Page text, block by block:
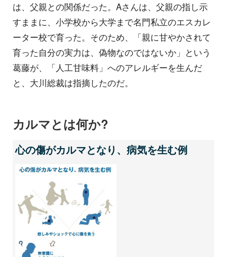
は、父親との関係だった。Aさんは、父親の指し示
すままに、小学校から大学まで名門私立のエスカレ
ーター校で育った。そのため、「親に甘やかされて
育った自分の実力は、偽物なのではないか」という
葛藤が、「人工甘味料」へのアレルギーを生んだ
と、大川総裁は指摘したのだ。
カルマとは何か?
心の傷がカルマとなり、病気を生む例